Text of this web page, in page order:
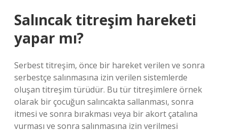
Salıncak titreşim hareketi
yapar mı?
Serbest titreşim, önce bir hareket verilen ve sonra
serbestçe salınmasına izin verilen sistemlerde
oluşan titreşim türüdür. Bu tür titreşimlere örnek
olarak bir çocuğun salıncakta sallanması, sonra
itmesi ve sonra bırakması veya bir akort çatalına
vurması ve sonra salınmasına izin verilmesi